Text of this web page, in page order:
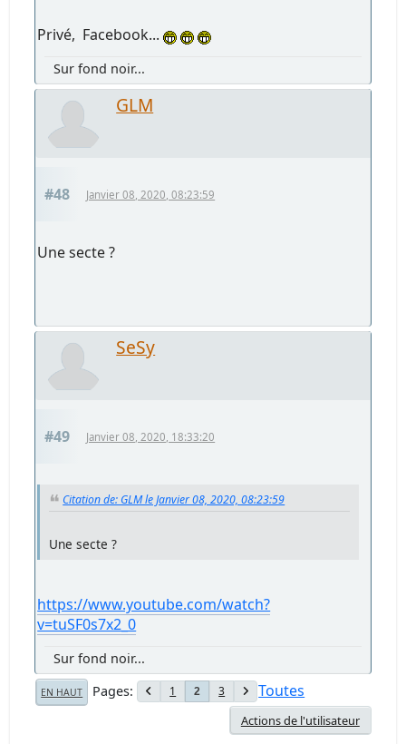
Privé, Facebook...
Sur fond noir...
GLM
#48 Janvier 08, 2020, 08:23:59
Une secte ?
SeSy
#49 Janvier 08, 2020, 18:33:20
Citation de: GLM le Janvier 08, 2020, 08:23:59
Une secte ?
https://www.youtube.com/watch?
v=tuSF0s7x2_0
Sur fond noir...
EN HAUT Pages 1 2 3 Toutes
Actions de l'utilisateur